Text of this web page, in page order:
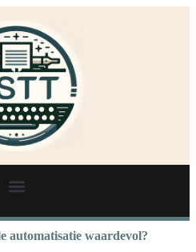
automatisatie waardevol?